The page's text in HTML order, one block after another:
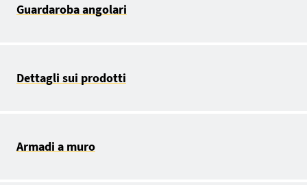
Guardaroba angolari
Dettagli sui prodotti
Armadi a muro